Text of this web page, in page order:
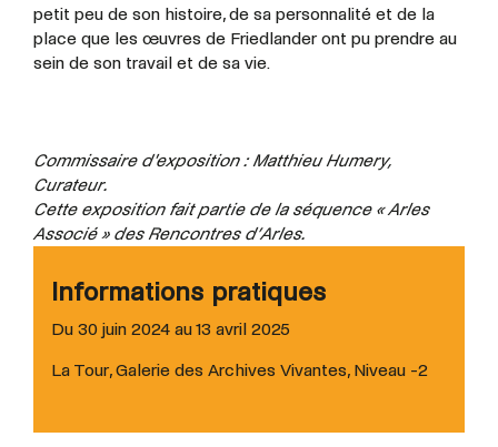
petit peu de son histoire, de sa personnalité et de la
place que les œuvres de Friedlander ont pu prendre au
sein de son travail et de sa vie.
Commissaire d'exposition : Matthieu Humery,
Curateur.
Cette exposition fait partie de la séquence « Arles
Associé » des Rencontres d’Arles.
Informations pratiques
Du 30 juin 2024 au 13 avril 2025
La Tour, Galerie des Archives Vivantes, Niveau -2